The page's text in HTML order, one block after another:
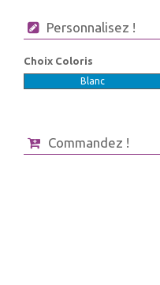
Personnalisez !
Choix Coloris
Blanc
Commandez !